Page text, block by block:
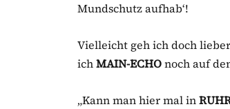
Mundschutz aufhab‘!
Vielleicht geh ich doch lieber
ichMAIN-ECHOnoch auf
„Kann man hier mal in